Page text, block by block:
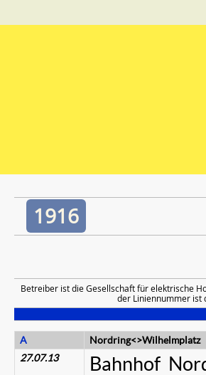
1916
Betreiber ist die Gesellschaft für elektrische
der Liniennummer ist
A
Nordring<>Wilhelmplatz
27.07.13
Bahnhof